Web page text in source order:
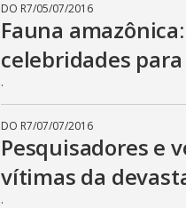
DO R7/05/07/2016
Fauna
celebridades
.
DO R7/07/07/2016
Pesquisadores e
vítimas da
.